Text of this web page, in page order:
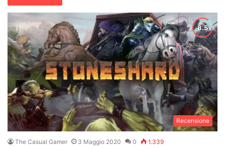
Recensione
The Casual Gamer 3 Maggio 2020 0 1.339